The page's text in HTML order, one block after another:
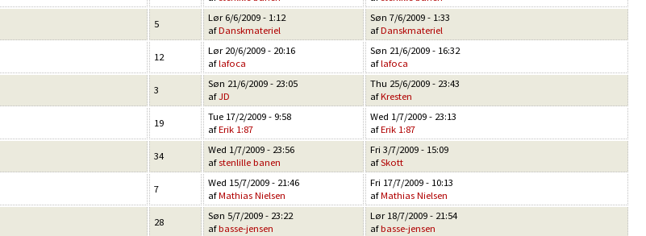
5
Lør 6/6/2009 - 1:12
afDanskmateriel
Søn 7/6/2009 - 1:33
afDanskmateriel
12
Lør 20/6/2009 - 20:16
aflafoca
Søn 21/6/2009 - 16:32
aflafoca
3
Søn 21/6/2009 - 23:05
afJD
Thu 25/6/2009 - 23:43
afKresten
19
Tue 17/2/2009 - 9:58
afErik 1:87
Wed 1/7/2009 - 23:13
afErik 1:87
34
Wed 1/7/2009 - 23:56
afstenlille banen
Fri 3/7/2009 - 15:09
afSkott
7
Wed 15/7/2009 - 21:46
afMathias Nielsen
Fri 17/7/2009 - 10:13
afMathias Nielsen
28
Søn 5/7/2009 - 23:22
afbasse-jensen
Lør 18/7/2009 - 21:54
afbasse-jensen